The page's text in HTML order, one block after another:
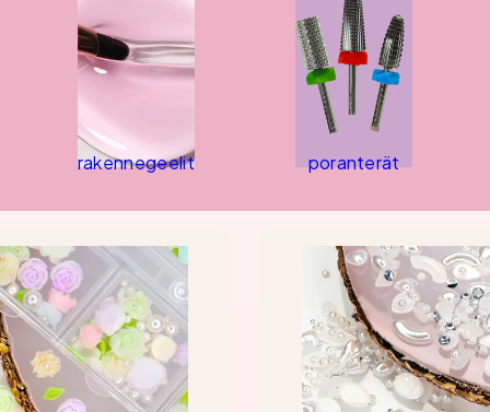
rakennegeelit poranterät